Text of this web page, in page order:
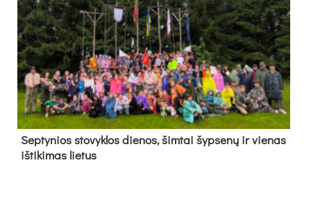
Sep­ty­nios sto­vyk­los die­nos, šim­tai šyp­se­nų ir vie­nas
iš­ti­ki­mas lie­tus